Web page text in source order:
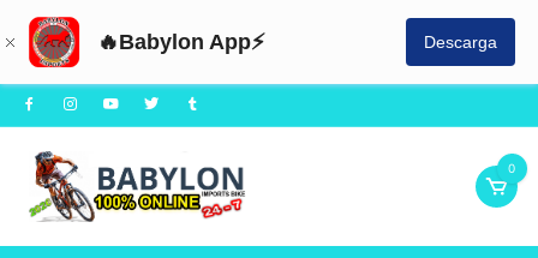
🔥Babylon App⚡ Descarga
Saltar
al
contenido
0